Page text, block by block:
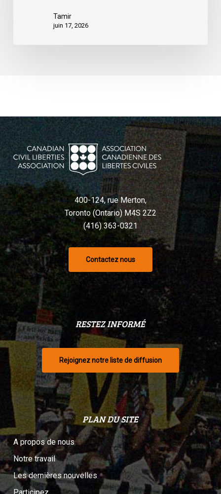
Tamir
juin 17, 2026
400-124, rue Merton,
Toronto (Ontario) M4S 2Z2
(416) 363-0321
Contactez nous
RESTEZ INFORMÉ
Rejoignez notre liste de diffusion
PLAN DU SITE
A propos de nous
Notre travail
Les dernières nouvelles